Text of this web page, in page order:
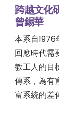
跨越文化
曾錫華
本系自
回應時代需
教工人的目
傳系，為有
富系統的差